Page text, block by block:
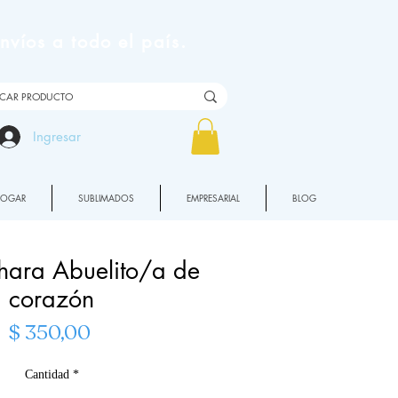
Ingresar
SUBLIMADOS EMPRESARIAL BLOG
Abuelito/a de
corazón
$ 350,00
Cantidad *